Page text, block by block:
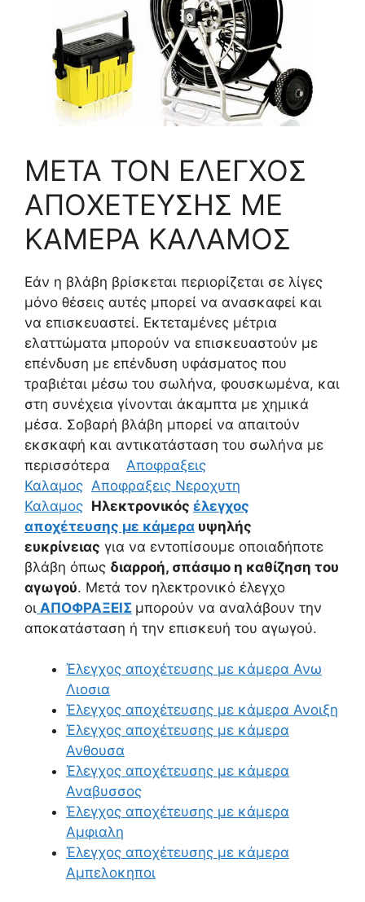
ΜΕΤΑ ΤΟΝ ΕΛΕΓΧΟΣ
ΑΠΟΧΕΤΕΥΣΗΣ ΜΕ
ΚΑΜΕΡΑ ΚΑΛΑΜΟΣ
Εάν η βλάβη βρίσκεται περιορίζεται σε λίγες
μόνο θέσεις αυτές μπορεί να ανασκαφεί και
να επισκευαστεί. Εκτεταμένες μέτρια
ελαττώματα μπορούν να επισκευαστούν με
επένδυση με επένδυση υφάσματος που
τραβιέται μέσω του σωλήνα, φουσκωμένα, και
στη συνέχεια γίνονται άκαμπτα με χημικά
μέσα. Σοβαρή βλάβη μπορεί να απαιτούν
εκσκαφή και αντικατάσταση του σωλήνα με
περισσότερα Αποφραξεις
Καλαμος Αποφραξεις Νεροχυτη
Καλαμος Ηλεκτρονικός έλεγχος
αποχέτευσης με κάμερα υψηλής
ευκρίνειας για να εντοπίσουμε οποιαδήποτε
βλάβη όπως διαρροή, σπάσιμο η καθίζηση του
αγωγού. Μετά τον ηλεκτρονικό έλεγχο
οι ΑΠΟΦΡΑΞΕΙΣ μπορούν να αναλάβουν την
αποκατάσταση ή την επισκευή του αγωγού.
Έλεγχος αποχέτευσης με κάμερα Ανω
Λιοσια
Έλεγχος αποχέτευσης με κάμερα Ανοιξη
Έλεγχος αποχέτευσης με κάμερα
Ανθουσα
Έλεγχος αποχέτευσης με κάμερα
Αναβυσσος
Έλεγχος αποχέτευσης με κάμερα
Αμφιαλη
Έλεγχος αποχέτευσης με κάμερα
Αμπελοκηποι